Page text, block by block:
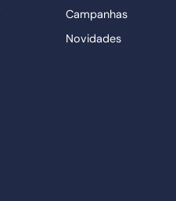
Campanhas
Novidades